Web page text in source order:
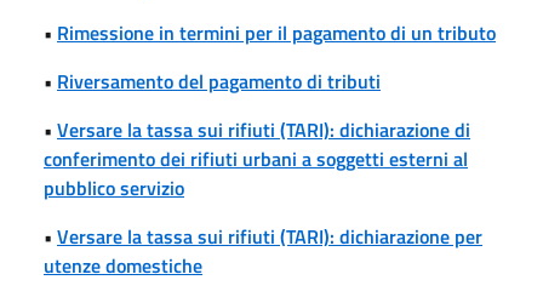
• Rimessione in termini per il pagamento di un tributo
• Riversamento del pagamento di tributi
• Versare la tassa sui rifiuti (TARI): dichiarazione di
conferimento dei rifiuti urbani a soggetti esterni al
pubblico servizio
• Versare la tassa sui rifiuti (TARI): dichiarazione per
utenze domestiche